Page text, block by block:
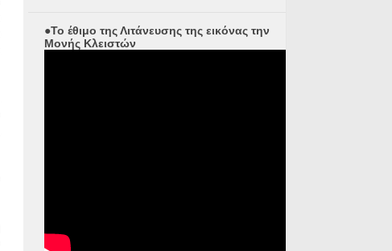
●Το έθιμο της Λιτάνευσης της εικόνας την
Μονής Κλειστών